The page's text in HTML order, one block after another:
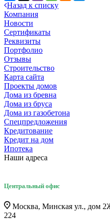
Назад к списку
Компания
Новости
Сертификаты
Реквизиты
Портфолио
Отзывы
Строительство
Карта сайта
Проекты домов
Дома из бревна
Дома из бруса
Дома из газобетона
Спецпредложения
Кредитование
Кредит на дом
Ипотека
Наши адреса
Центральный офис
Москва, Минская ул., дом
224